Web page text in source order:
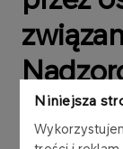
Niniejsza